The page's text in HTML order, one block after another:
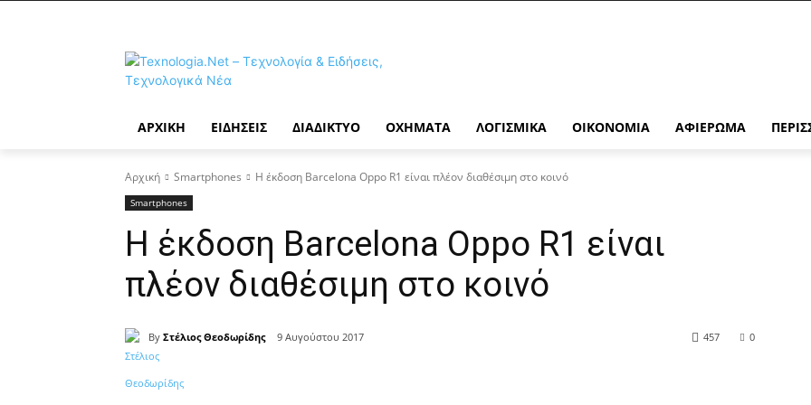
ΑΡΧΙΚΉ ΕΙΔΉΣΕΙΣ ΔΙΑΔΊΚΤΥΟ ΟΧΉΜΑΤΑ ΛΟΓΙΣΜΙΚΆ ΟΙΚΟΝΟΜΊΑ ΑΦΙΈΡΩΜΑ
Αρχική Smartphones Η έκδοση Barcelona Oppo R1 είναι πλέον διαθέσιμη στο κοινό
Smartphones
Η έκδοση Barcelona Oppo R1 είναι
πλέον διαθέσιμη στο κοινό
By Στέλιος Θεοδωρίδης 9 Αυγούστου 2017 0
457
Κοινοποίηση